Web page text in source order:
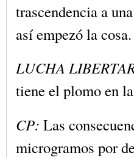
trascendencia a
así empezó la cosa.
LUCHA
tiene el plomo en
CP: Las
microgramos por